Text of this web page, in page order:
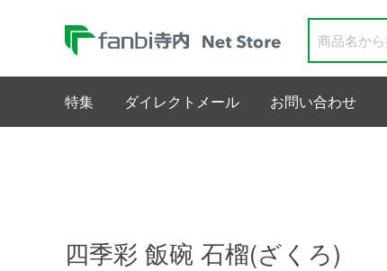
特集 ダイレクトメール お問い合わせ
四季彩 飯碗 石榴(ざくろ)